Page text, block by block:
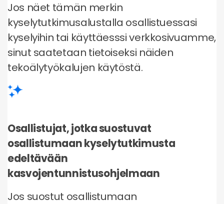
Jos näet tämän merkin
kyselytutkimusalustalla osallistuessasi
kyselyihin tai käyttäesssi verkkosivuamme,
sinut saatetaan tietoiseksi näiden
tekoälytyökalujen käytöstä.
Osallistujat, jotka suostuvat
osallistumaan kyselytutkimusta
edeltävään
kasvojentunnistusohjelmaan
Jos suostut osallistumaan